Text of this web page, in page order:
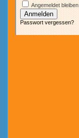
Angemeldet bleiben
Passwort vergessen?